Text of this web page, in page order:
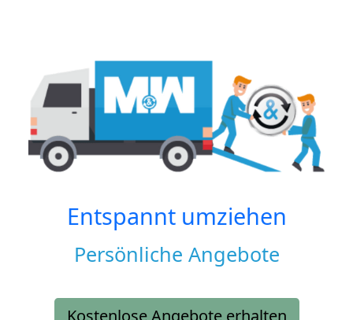
Entspannt umziehen
Persönliche Angebote